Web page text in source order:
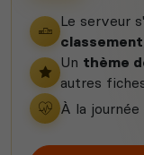
Myth of
Le serveur
classement
Un thème
autres
À la